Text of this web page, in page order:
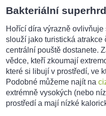
Bakteriální
Hořící díra výrazně
slouží jako turistická atrakce
centrální pouště dostanete.
vědce, kteří zkoumají
které si libují v prostředí, ve
Podobné můžeme najít na
extrémně vysokých (nebo
prostředí a mají nízké